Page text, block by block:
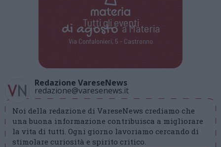
Tutti gli eventi
di agostoa Materia
Via Confalonieri, 5 - Castronno
Redazione VareseNews
redazione@varesenews.it
Noi della redazione di VareseNews crediamo che
una buona informazione contribuisca a migliorare
la vita di tutti. Ogni giorno lavoriamo cercando di
stimolare curiosità e spirito critico.